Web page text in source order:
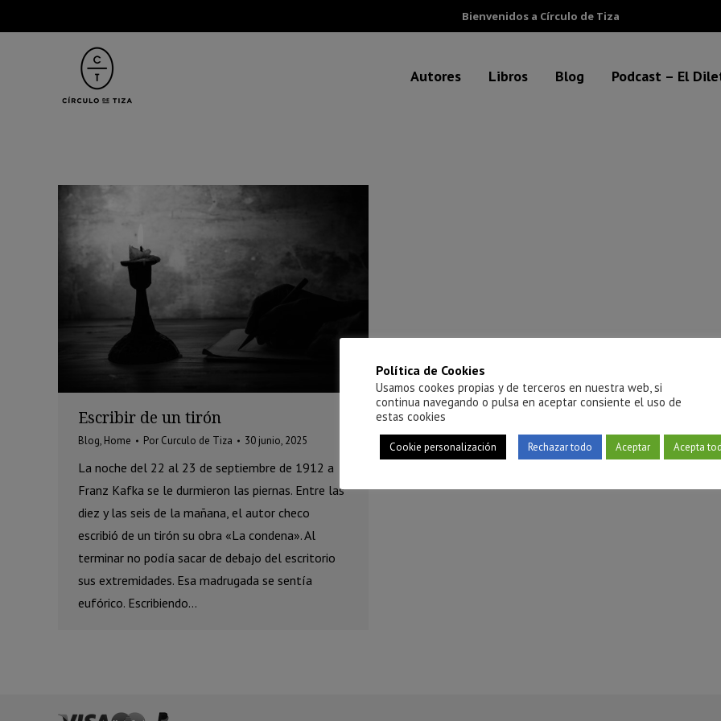
Bienvenidos a Círculo de Tiza
Autores Libros Blog Podcast – El
Escribir de un tirón
Blog, Home Por Curculo de Tiza 30 junio, 2025
La noche del 22 al 23 de septiembre de 1912 a
Franz Kafka se le durmieron las piernas. Entre las
diez y las seis de la mañana, el autor checo
escribió de un tirón su obra «La condena». Al
terminar no podía sacar de debajo del escritorio
sus extremidades. Esa madrugada se sentía
eufórico. Escribiendo…
Política de Cookies
Usamos cookes propias y de terceros en nuestra web, si
continua navegando o pulsa en aceptar consiente el uso de
estas cookies
Cookie personalización Rechazar todo Aceptar Acepta